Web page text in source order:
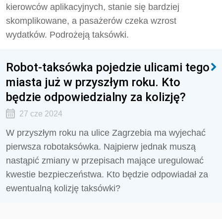
kierowców aplikacyjnych, stanie się bardziej
skomplikowane, a pasażerów czeka wzrost
wydatków. Podrożeją taksówki.
Robot-taksówka pojedzie ulicami tego
miasta już w przyszłym roku. Kto
będzie odpowiedzialny za kolizję?
27 cze 2024
W przyszłym roku na ulice Zagrzebia ma wyjechać
pierwsza robotaksówka. Najpierw jednak muszą
nastąpić zmiany w przepisach mające uregulować
kwestie bezpieczeństwa. Kto będzie odpowiadał za
ewentualną kolizję taksówki?